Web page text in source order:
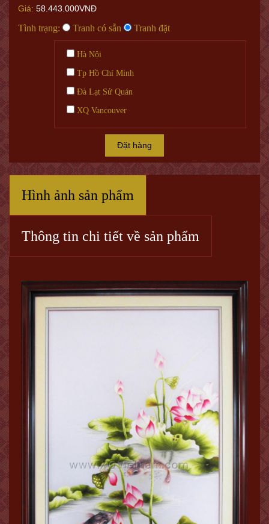
Giá: 58.443.000VNĐ
Tình trạng: Tranh có sẵn Tranh đặt
Hà Nội
Tp Hồ Chí Minh
Đà Lạt Sử Quán
XQ Vancouver
Đặt hàng
Hình ảnh sản phẩm
Thông tin chi tiết về sản phẩm